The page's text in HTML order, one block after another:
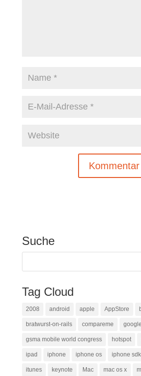
Suche
Tag Cloud
2008 android apple AppStore
bratwurst-on-rails compareme google
gsma mobile world congress hotspot
ipad iphone iphone os iphone sdk
itunes keynote Mac mac os x